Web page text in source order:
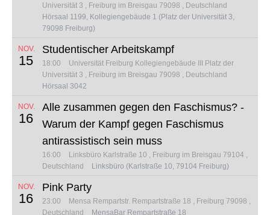
Universität 3
Freiburg im Breisgau 79098
Deutschland
Hörsaal 1199, Kollegiengebäude 1 (Platz der Universität 3,
79098 Freiburg)
NOV.
15
Studentischer Arbeitskampf
18:00 Universität Freiburg Kollegiengebäude III Platz der
Universität 3
Freiburg im Breisgau 79098
Deutschland
Hörsaal 3042
NOV.
16
Alle zusammen gegen den Faschismus? -
Warum der Kampf gegen Faschismus
antirassistisch sein muss
16:00 Linksbüro Karlstraße 10
Freiburg im Breisgau 79104
Deutschland
Linksbüro (Karlstraße 10, 79104 Freiburg)
NOV.
16
Pink Party
23:00 Mensa Rempartstr. Rempartstraße 18
Freiburg 79098
Deutschland
MensaBar Rempartstraße 18